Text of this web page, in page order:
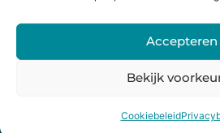
Accepteren
Bekijk
Cookiebeleid
Garantie
Contact
Samsung smartphone laten maken